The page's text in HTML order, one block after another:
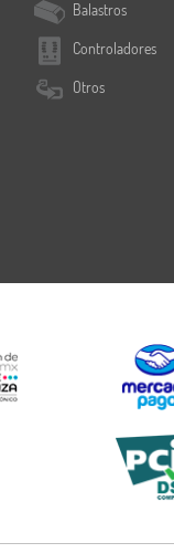
Balastros
Controladores
Otros